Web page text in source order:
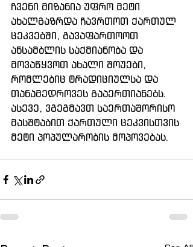
ჩვენი მიზანია უფრო მეტი
ახალგაზრდა ჩავრთოთ ქართულ
ცეკვებში, გავაფართოოთ
ანსამბლის საქმიანობა და
მოვაწყვოთ ახალი შოუები,
რომლებიც ტრადიციულსა და
თანამედროვეს გააერთიანებს.
ასევე, ვგეგმავთ საერთაშორისო
მასშტაბით ქართული ცეკვისთვის
მეტი პოპულარობის მოპოვებას.